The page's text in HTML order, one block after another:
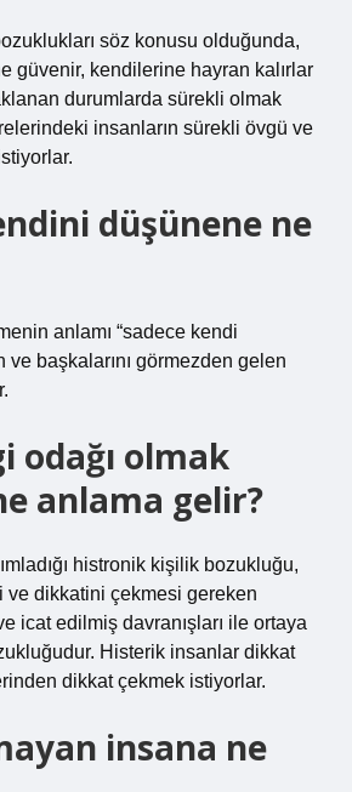
söz konusu olduğunda,
güvenir, kendilerine hayran kalırlar
durumlarda sürekli olmak
insanların sürekli övgü ve
düşünene ne
anlamı “sadece kendi
ve başkalarını görmezden gelen
odağı olmak
anlama gelir?
histronik kişilik bozukluğu,
ve dikkatini çekmesi gereken
icat edilmiş davranışları ile ortaya
Histerik insanlar dikkat
dikkat çekmek istiyorlar.
insana ne